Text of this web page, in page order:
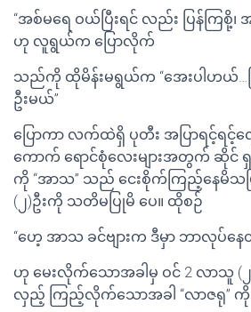
“အစ်မရေ ဝယ်ပြီးရင် လည်း ပြန်ကြစို့၊
ဟု လူရွယ်က ပြောလိုက်
သည်ကို ထိုမိန်းမရွယ်က “အေးပါဟယ်…ပြီ
ဦးမယ်”
ပြောကာ လက်ထဲရှိ ပုတီး အပြာရင့်ရင့်
ကောက် ရောင်စုံလေးများအတွက် ဆိုင်
ကို “အာသ” သည် ငေးစိုက်ကြည့်နေမိသ
(၂)ဦးကို သတိမပြုမိ ပေ။ ထိုစဉ်
“ဟေ့ အာသ ခင်ဗျားက ဒီမှာ ဘာလုပ်နေတ
ဟု မေးလိုက်သောအခါမှ ဝင် 2 လာသူ
လှည့် ကြည့်လိုက်သောအခါ “လာဇရု”